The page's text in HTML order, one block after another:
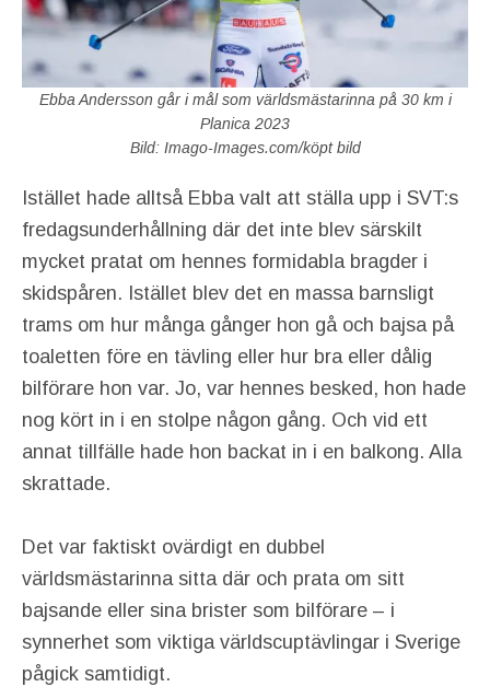
Ebba Andersson går i mål som världsmästarinna på 30 km i
Planica 2023
Bild: Imago-Images.com/köpt bild
Istället hade alltså Ebba valt att ställa upp i SVT:s
fredagsunderhållning där det inte blev särskilt
mycket pratat om hennes formidabla bragder i
skidspåren. Istället blev det en massa barnsligt
trams om hur många gånger hon gå och bajsa på
toaletten före en tävling eller hur bra eller dålig
bilförare hon var. Jo, var hennes besked, hon hade
nog kört in i en stolpe någon gång. Och vid ett
annat tillfälle hade hon backat in i en balkong. Alla
skrattade.
Det var faktiskt ovärdigt en dubbel
världsmästarinna sitta där och prata om sitt
bajsande eller sina brister som bilförare – i
synnerhet som viktiga världscuptävlingar i Sverige
pågick samtidigt.